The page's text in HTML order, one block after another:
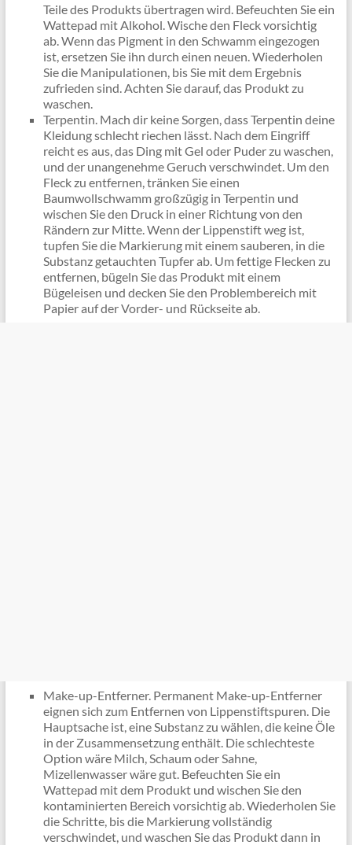
Teile des Produkts übertragen wird. Befeuchten Sie ein
Wattepad mit Alkohol. Wische den Fleck vorsichtig
ab. Wenn das Pigment in den Schwamm eingezogen
ist, ersetzen Sie ihn durch einen neuen. Wiederholen
Sie die Manipulationen, bis Sie mit dem Ergebnis
zufrieden sind. Achten Sie darauf, das Produkt zu
waschen.
Terpentin. Mach dir keine Sorgen, dass Terpentin deine
Kleidung schlecht riechen lässt. Nach dem Eingriff
reicht es aus, das Ding mit Gel oder Puder zu waschen,
und der unangenehme Geruch verschwindet. Um den
Fleck zu entfernen, tränken Sie einen
Baumwollschwamm großzügig in Terpentin und
wischen Sie den Druck in einer Richtung von den
Rändern zur Mitte. Wenn der Lippenstift weg ist,
tupfen Sie die Markierung mit einem sauberen, in die
Substanz getauchten Tupfer ab. Um fettige Flecken zu
entfernen, bügeln Sie das Produkt mit einem
Bügeleisen und decken Sie den Problembereich mit
Papier auf der Vorder- und Rückseite ab.
Make-up-Entferner. Permanent Make-up-Entferner
eignen sich zum Entfernen von Lippenstiftspuren. Die
Hauptsache ist, eine Substanz zu wählen, die keine Öle
in der Zusammensetzung enthält. Die schlechteste
Option wäre Milch, Schaum oder Sahne,
Mizellenwasser wäre gut. Befeuchten Sie ein
Wattepad mit dem Produkt und wischen Sie den
kontaminierten Bereich vorsichtig ab. Wiederholen Sie
die Schritte, bis die Markierung vollständig
verschwindet, und waschen Sie das Produkt dann in